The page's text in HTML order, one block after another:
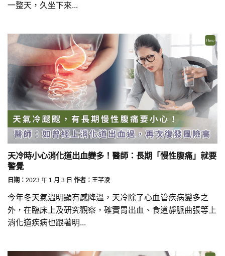
一整天，久坐下來...
天冷時小心消化道出血變多！醫師：長期「慢性腹痛」就要
警覺
日期： 2023 年 1 月 3 日 作者： 王芊淩
今年冬天氣溫明顯有感降溫，天冷除了心血管疾病變多之
外，在臨床上及研究觀察，確實胃出血、食道靜脈曲張等上
消化道疾病也跟著明...